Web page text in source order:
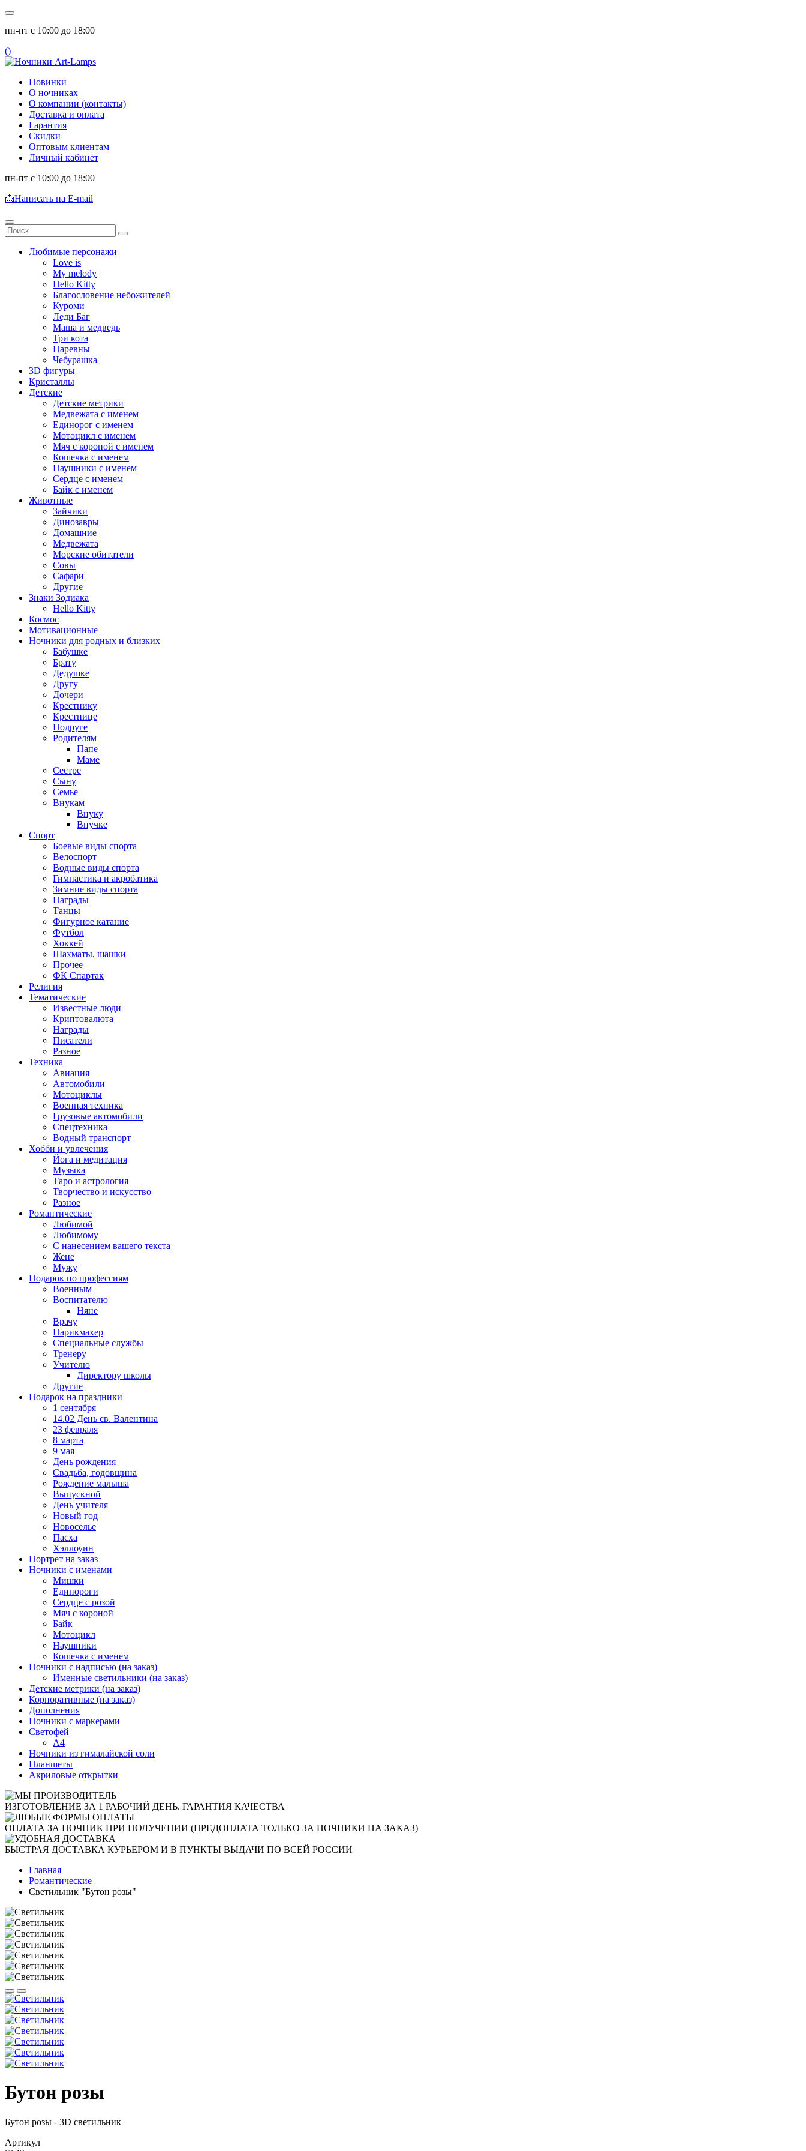
пн-пт с 10:00 до 18:00
()
Новинки
О ночниках
О компании (контакты)
Доставка и оплата
Гарантия
Скидки
Оптовым клиентам
Личный кабинет
пн-пт с 10:00 до 18:00
📩Написать на E-mail
Любимые персонажи
Love is
My melody
Hello Kitty
Благословение небожителей
Куроми
Леди Баг
Маша и медведь
Три кота
Царевны
Чебурашка
3D фигуры
Кристаллы
Детские
Детские метрики
Медвежата с именем
Единорог с именем
Мотоцикл с именем
Мяч с короной с именем
Кошечка с именем
Наушники с именем
Сердце с именем
Байк с именем
Животные
Зайчики
Динозавры
Домашние
Медвежата
Морские обитатели
Совы
Сафари
Другие
Знаки Зодиака
Hello Kitty
Космос
Мотивационные
Ночники для родных и близких
Бабушке
Брату
Дедушке
Другу
Дочери
Крестнику
Крестнице
Подруге
Родителям
Папе
Маме
Сестре
Сыну
Семье
Внукам
Внуку
Внучке
Спорт
Боевые виды спорта
Велоспорт
Водные виды спорта
Гимнастика и акробатика
Зимние виды спорта
Награды
Танцы
Фигурное катание
Футбол
Хоккей
Шахматы, шашки
Прочее
ФК Спартак
Религия
Тематические
Известные люди
Криптовалюта
Награды
Писатели
Разное
Техника
Авиация
Автомобили
Мотоциклы
Военная техника
Грузовые автомобили
Спецтехника
Водный транспорт
Хобби и увлечения
Йога и медитация
Музыка
Таро и астрология
Творчество и искусство
Разное
Романтические
Любимой
Любимому
С нанесением вашего текста
Жене
Мужу
Подарок по профессиям
Военным
Воспитателю
Няне
Врачу
Парикмахер
Специальные службы
Тренеру
Учителю
Директору школы
Другие
Подарок на праздники
1 сентября
14.02 День св. Валентина
23 февраля
8 марта
9 мая
День рождения
Свадьба, годовщина
Рождение малыша
Выпускной
День учителя
Новый год
Новоселье
Пасха
Хэллоуин
Портрет на заказ
Ночники с именами
Мишки
Единороги
Сердце с розой
Мяч с короной
Байк
Мотоцикл
Наушники
Кошечка с именем
Ночники с надписью (на заказ)
Именные светильники (на заказ)
Детские метрики (на заказ)
Корпоративные (на заказ)
Дополнения
Ночники с маркерами
Светофей
А4
Ночники из гималайской соли
Планшеты
Акриловые открытки
ИЗГОТОВЛЕНИЕ ЗА 1 РАБОЧИЙ ДЕНЬ. ГАРАНТИЯ КАЧЕСТВА
ОПЛАТА ЗА НОЧНИК ПРИ ПОЛУЧЕНИИ (ПРЕДОПЛАТА ТОЛЬКО ЗА НОЧНИКИ НА ЗАКАЗ)
БЫСТРАЯ ДОСТАВКА КУРЬЕРОМ И В ПУНКТЫ ВЫДАЧИ ПО ВСЕЙ РОССИИ
Главная
Романтические
Светильник "Бутон розы"
Бутон розы
Бутон розы - 3D светильник
Артикул